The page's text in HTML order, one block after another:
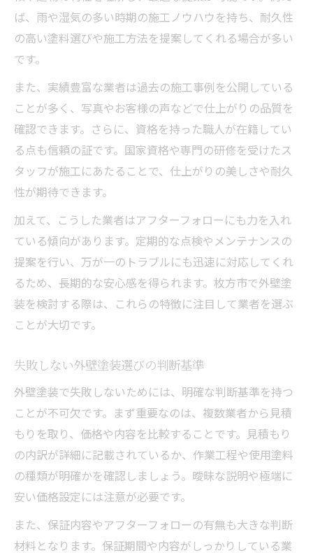
外壁塗装の口コミを正しく読むポイント
評判からわかる信頼できる外壁塗装業者
口コミで見抜く外壁塗装業者の対応力
外壁塗装の評判比較で失敗を防ぐ方法
ば、雨や湿気の多い時期の施工ノウハウを持ち、耐久性
の高い塗料選びや施工方法を提案してくれる場合が多い
です。
また、実績豊富な業者は過去の施工事例を公開している
ことが多く、写真やお客様の声などで仕上がりの品質を
確認できます。さらに、資格を持った職人が在籍してい
る点も信頼の証です。国家資格や専門の研修を受けたス
タッフが施工にあたることで、仕上がりの美しさや耐久
性が期待できます。
加えて、こうした業者はアフターフォローにも力を入れ
ている傾向があります。定期的な点検やメンテナンスの
提案を行い、万が一のトラブルにも迅速に対応してくれ
るため、長期的な安心感を得られます。枚方市で外壁塗
装を検討する際は、これらの特徴に注目して業者を選ぶ
ことが大切です。
失敗しない外壁塗装選びの判断基準
外壁塗装で失敗しないためには、明確な判断基準を持つ
ことが不可欠です。まず重要なのは、複数業者から見積
もりを取り、価格や内容を比較することです。見積もり
の内訳が詳細に記載されているか、作業工程や使用塗料
の種類が明確かを確認しましょう。曖昧な説明や極端に
安い価格設定には注意が必要です。
また、保証内容やアフターフォローの有無も大きな判断
材料となります。保証期間や内容がしっかりしている業